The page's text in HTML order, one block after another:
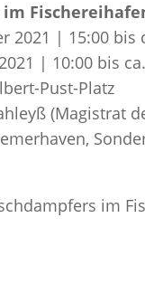
2021 | 15:00 bis
| 10:00 bis
Pust-Platz
(Magistrat
im